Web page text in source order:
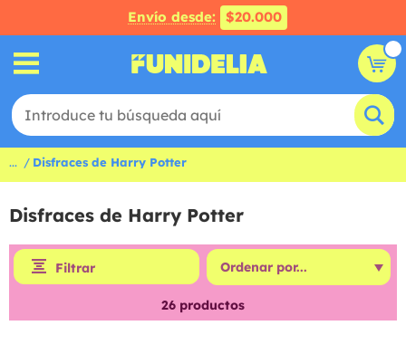
Envío desde: $20.000
... Disfraces de Harry Potter
Disfraces de Harry Potter
Filtrar
26 productos